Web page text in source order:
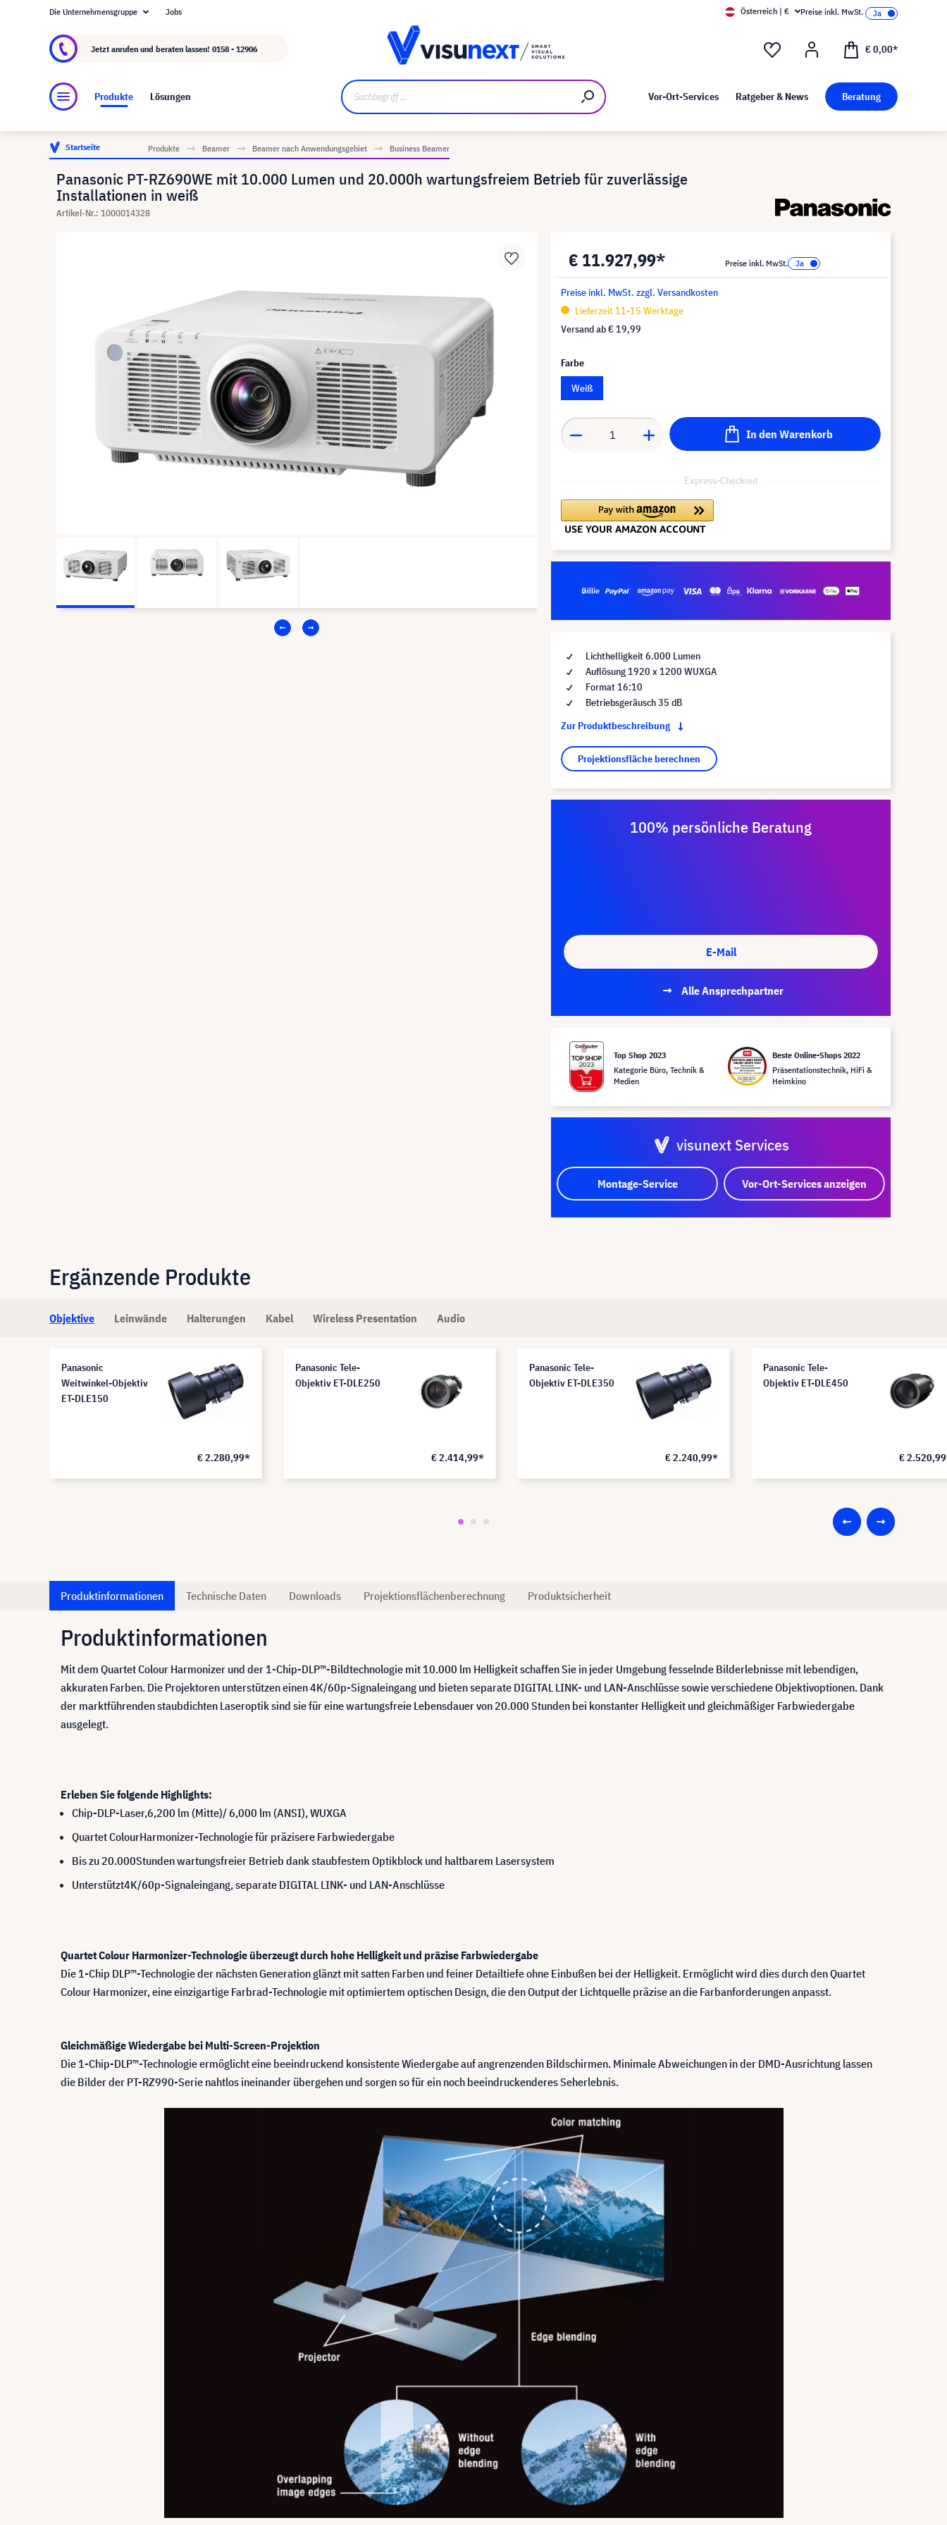
Über visunext.at Kunst bei visunext
Die Unternehmensgruppe Jobs Österreich | € Preise inkl. MwSt.
Jetzt anrufen und beraten lassen! 0158 - 12906 € 0,00*
Produkte Lösungen Vor-Ort-Services Ratgeber & News Beratung
Startseite Produkte Beamer Beamer nach Anwendungsgebiet Business Beamer
Panasonic PT-RZ690WE mit 10.000 Lumen und 20.000h wartungsfreiem Betrieb für zuverlässige
Installationen in weiß
Artikel-Nr.: 1000014328
€ 11.927,99* Preise inkl. MwSt.
Preise inkl. MwSt. zzgl. Versandkosten
Lieferzeit 11-15 Werktage
Versand ab€ 19,99
Farbe
Weiß
In den Warenkorb
Express-Checkout
Lichthelligkeit 6.000 Lumen
Auflösung 1920 x 1200 WUXGA
Format 16:10
Betriebsgeräusch 35 dB
Zur Produktbeschreibung
Projektionsfläche berechnen
100% persönliche Beratung
E-Mail
Alle Ansprechpartner
Top Shop 2023
Kategorie Büro, Technik &
Medien
Beste Online-Shops 2022
Präsentationstechnik, HiFi &
Heimkino
visunext Services
Montage-Service Vor-Ort-Services anzeigen
Ergänzende Produkte
Objektive Leinwände Halterungen Kabel Wireless Presentation Audio
Panasonic
Weitwinkel-Objektiv
ET-DLE150
€ 2.280,99*
Panasonic Tele-
Objektiv ET-DLE250
€ 2.414,99*
Panasonic Tele-
Objektiv ET-DLE350
€ 2.240,99*
Panasonic Tele-
Objektiv ET-DLE450
€
Produktinformationen Technische Daten Downloads Projektionsflächenberechnung Produktsicherheit
Produktinformationen
Mit dem Quartet Colour Harmonizer und der 1-Chip-DLP™-Bildtechnologie mit 10.000 lm Helligkeit schaffen Sie in jeder Umgebung fesselnde Bilderlebnisse mit lebendigen,
akkuraten Farben. Die Projektoren unterstützen einen 4K/60p-Signaleingang und bieten separate DIGITAL LINK- und LAN-Anschlüsse sowie verschiedene Objektivoptionen. Dank
der marktführenden staubdichten Laseroptik sind sie für eine wartungsfreie Lebensdauer von 20.000 Stunden bei konstanter Helligkeit und gleichmäßiger Farbwiedergabe
ausgelegt.
Erleben Sie folgende Highlights:
Chip-DLP-Laser,6,200 lm (Mitte)/ 6,000 lm (ANSI), WUXGA
Quartet ColourHarmonizer-Technologie für präzisere Farbwiedergabe
Bis zu 20.000Stunden wartungsfreier Betrieb dank staubfestem Optikblock und haltbarem Lasersystem
Unterstützt4K/60p-Signaleingang, separate DIGITAL LINK- und LAN-Anschlüsse
Quartet Colour Harmonizer-Technologie überzeugt durch hohe Helligkeit und präzise Farbwiedergabe
Die 1-Chip DLP™-Technologie der nächsten Generation glänzt mit satten Farben und feiner Detailtiefe ohne Einbußen bei der Helligkeit. Ermöglicht wird dies durch den Quartet
Colour Harmonizer, eine einzigartige Farbrad-Technologie mit optimiertem optischen Design, die den Output der Lichtquelle präzise an die Farbanforderungen anpasst.
Gleichmäßige Wiedergabe bei Multi-Screen-Projektion
Die 1-Chip-DLP™-Technologie ermöglicht eine beeindruckend konsistente Wiedergabe auf angrenzenden Bildschirmen. Minimale Abweichungen in der DMD-Ausrichtung lassen
die Bilder der PT-RZ990-Serie nahtlos ineinander übergehen und sorgen so für ein noch beeindruckenderes Seherlebnis.